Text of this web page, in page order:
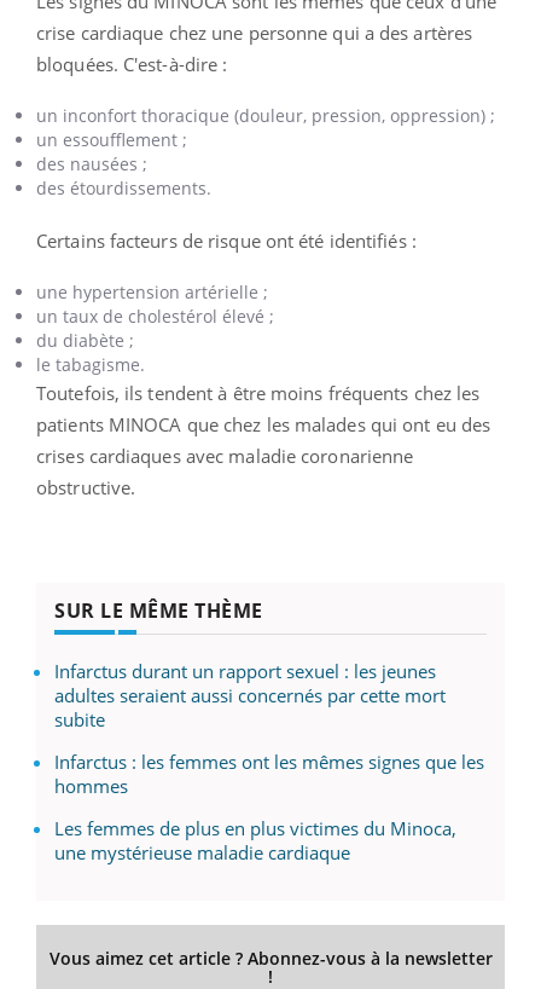
crise cardiaque chez une personne qui a des artères
bloquées. C'est-à-dire :
un inconfort thoracique (douleur, pression, oppression) ;
un essoufflement ;
des nausées ;
des étourdissements.
Certains facteurs de risque ont été identifiés :
une hypertension artérielle ;
un taux de cholestérol élevé ;
du diabète ;
le tabagisme.
Toutefois, ils tendent à être moins fréquents chez les
patients MINOCA que chez les malades qui ont eu des
crises cardiaques avec maladie coronarienne
obstructive.
SUR LE MÊME THÈME
Infarctus durant un rapport sexuel : les jeunes
adultes seraient aussi concernés par cette mort
subite
Infarctus : les femmes ont les mêmes signes que les
hommes
Les femmes de plus en plus victimes du Minoca,
une mystérieuse maladie cardiaque
Vous aimez cet article ? Abonnez-vous à la newsletter
!